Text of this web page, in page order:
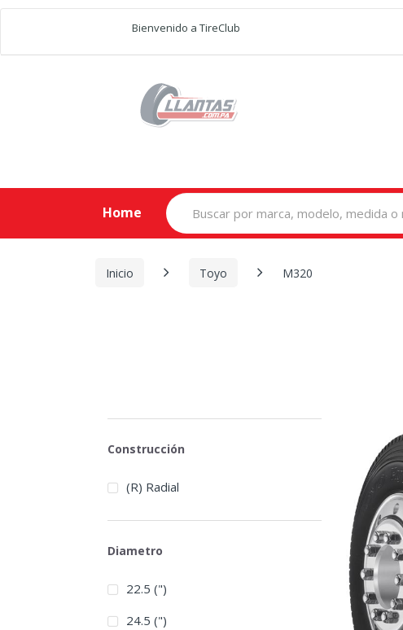
Bienvenido a TireClub
Home
Search
for:
Inicio Toyo M320
Construcción
(R) Radial
Diametro
22.5 (")
24.5 (")